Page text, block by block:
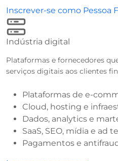
Inscrever-se como Pessoa
Indústria digital
Plataformas e fornecedores
serviços digitais aos clientes
Plataformas de e-
Cloud, hosting e
Dados, analytics e
SaaS, SEO, mídia e ad
Pagamentos e